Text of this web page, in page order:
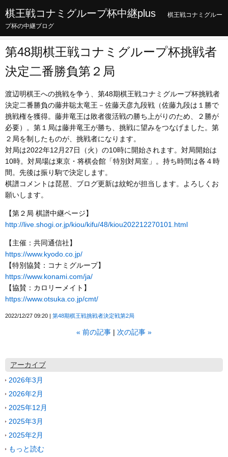
棋王戦コナミグループ杯中継plus
棋王戦コナミグルー
プ杯の中継ブログ
第48期棋王戦コナミグループ杯挑戦者
決定二番勝負第２局
渡辺明棋王への挑戦を争う、第48期棋王戦コナミグループ杯挑戦者
決定二番勝負の藤井聡太竜王－佐藤天彦九段戦（佐藤九段は１勝で
挑戦権を獲得。藤井竜王は敗者復活戦の勝ち上がりのため、２勝が
必要）。第１局は藤井竜王が勝ち、挑戦に望みをつなげました。第
２局を制したものが、挑戦者になります。
対局は2022年12月27日（火）の10時に開始されます。対局開始は
10時。対局場は東京・将棋会館「特別対局室」。持ち時間は各４時
間。先後は振り駒で決定します。
棋譜コメントは琵琶、ブログ更新は紋蛇が担当します。よろしくお
願いします。
【第２局 棋譜中継ページ】
http://live.shogi.or.jp/kiou/kifu/48/kiou202212270101.html
【主催：共同通信社】
https://www.kyodo.co.jp/
【特別協賛：コナミグループ】
https://www.konami.com/ja/
【協賛：カロリーメイト】
https://www.otsuka.co.jp/cmt/
2022/12/27 09:20 第48期棋王戦挑戦者決定戦第2局
« 前の記事 次の記事 »
アーカイブ
2026年3月
2026年2月
2025年12月
2025年3月
2025年2月
もっと読む